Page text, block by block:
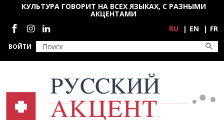
Перейти к основному содержанию
ВОЙТИ
КУЛЬТУРА ГОВОРИТ НА ВСЕХ ЯЗЫКАХ, С РАЗНЫМИ
АКЦЕНТАМИ
Социальные сети
RU EN FR